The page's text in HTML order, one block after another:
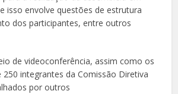
isso envolve questões de estrutura
dos participantes, entre outros
de videoconferência, assim como os
integrantes da Comissão Diretiva
por outros